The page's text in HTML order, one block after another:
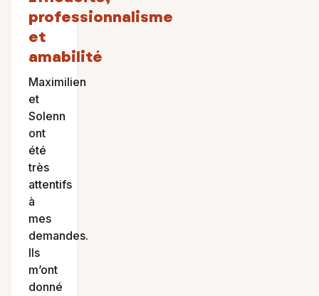
professionnalisme
et
amabilité
Maximilien
et
Solenn
ont
été
très
attentifs
à
mes
demandes.
Ils
m’ont
donné